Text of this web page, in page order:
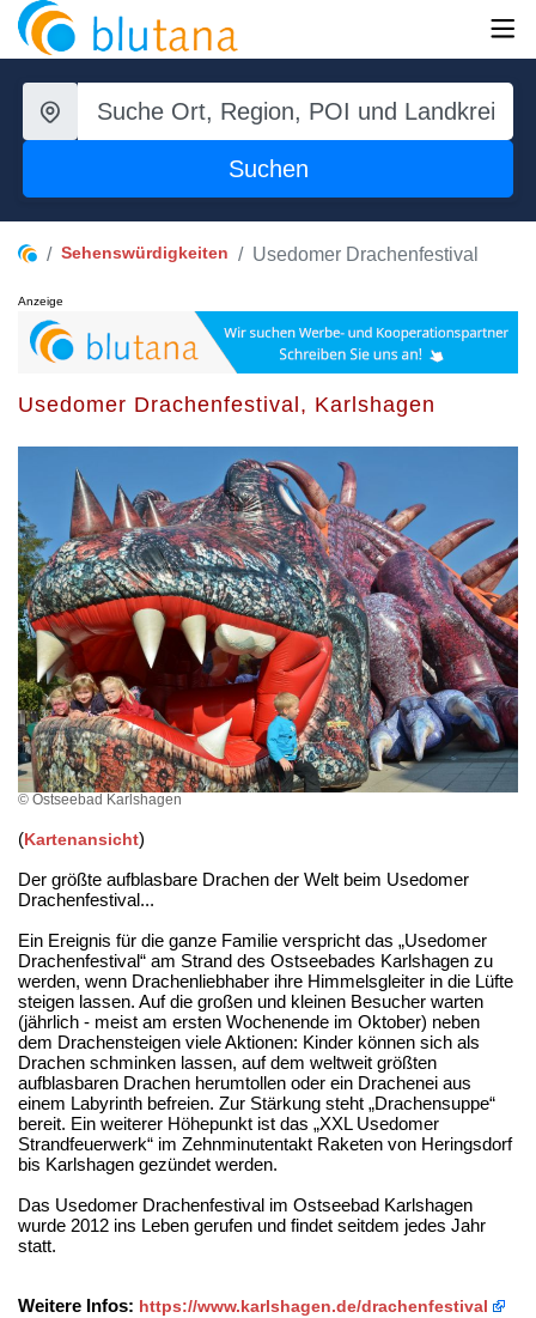
Suchen
Sehenswürdigkeiten Usedomer Drachenfestival
Anzeige
Usedomer Drachenfestival, Karlshagen
© Ostseebad Karlshagen
(Kartenansicht)
Der größte aufblasbare Drachen der Welt beim Usedomer
Drachenfestival...
Ein Ereignis für die ganze Familie verspricht das „Usedomer
Drachenfestival“ am Strand des Ostseebades Karlshagen zu
werden, wenn Drachenliebhaber ihre Himmelsgleiter in die Lüfte
steigen lassen. Auf die großen und kleinen Besucher warten
(jährlich - meist am ersten Wochenende im Oktober) neben
dem Drachensteigen viele Aktionen: Kinder können sich als
Drachen schminken lassen, auf dem weltweit größten
aufblasbaren Drachen herumtollen oder ein Drachenei aus
einem Labyrinth befreien. Zur Stärkung steht „Drachensuppe“
bereit. Ein weiterer Höhepunkt ist das „XXL Usedomer
Strandfeuerwerk“ im Zehnminutentakt Raketen von Heringsdorf
bis Karlshagen gezündet werden.
Das Usedomer Drachenfestival im Ostseebad Karlshagen
wurde 2012 ins Leben gerufen und findet seitdem jedes Jahr
statt.
Weitere Infos: https://www.karlshagen.de/drachenfestival